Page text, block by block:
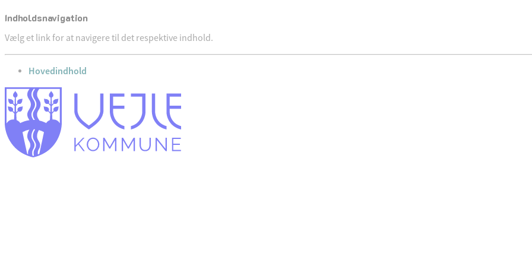
Indholdsnavigation
Vælg et link for at navigere til det respektive indhold.
gå til
Hovedindhold